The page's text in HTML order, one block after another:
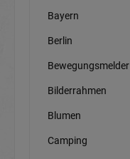
Bayern
Berlin
Bewegungsmelder
Bilderrahmen
Blumen
Camping